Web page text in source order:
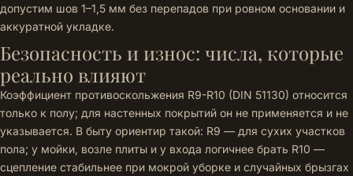
допустим шов 1–1,5 мм без перепадов при ровном основании и
аккуратной укладке.
Безопасность и износ: числа, которые
реально влияют
Коэффициент противоскольжения R9-R10 (DIN 51130) относится
только к полу; для настенных покрытий он не применяется и не
указывается. В быту ориентир такой: R9 — для сухих участков
пола; у мойки, возле плиты и у входа логичнее брать R10 —
сцепление стабильнее при мокрой уборке и случайных брызгах